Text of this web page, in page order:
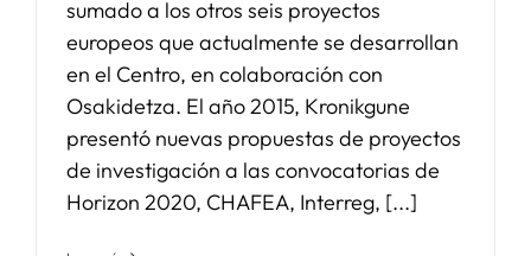
sumado a los otros seis proyectos
europeos que actualmente se desarrollan
en el Centro, en colaboración con
Osakidetza. El año 2015, Kronikgune
presentó nuevas propuestas de proyectos
de investigación a las convocatorias de
Horizon 2020, CHAFEA, Interreg, [...]